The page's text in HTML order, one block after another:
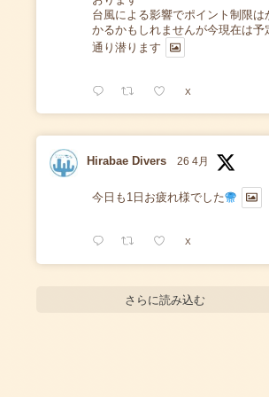
台風による影響でポイント制限は
かるかもしれませんが今現在は予
通り潜ります
X
Hirabae Divers 26 4月
今日も1日お疲れ様でした
X
さらに読み込む